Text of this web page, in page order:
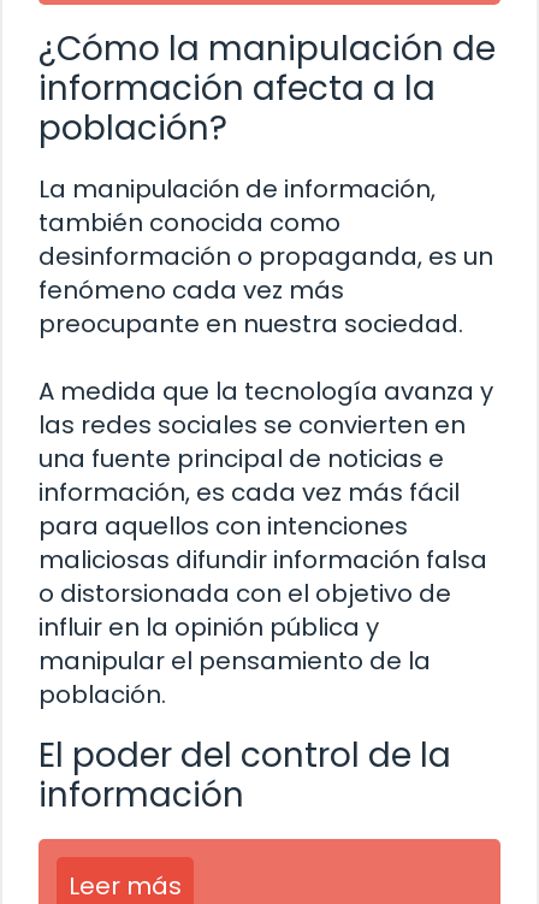
¿Cómo la manipulación de
información afecta a la
población?
La manipulación de información,
también conocida como
desinformación o propaganda, es un
fenómeno cada vez más
preocupante en nuestra sociedad.
A medida que la tecnología avanza y
las redes sociales se convierten en
una fuente principal de noticias e
información, es cada vez más fácil
para aquellos con intenciones
maliciosas difundir información falsa
o distorsionada con el objetivo de
influir en la opinión pública y
manipular el pensamiento de la
población.
El poder del control de la
información
Leer más